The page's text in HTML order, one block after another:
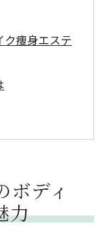
ク痩身エステ
メイクの効
イント
と評価
ボディ
力